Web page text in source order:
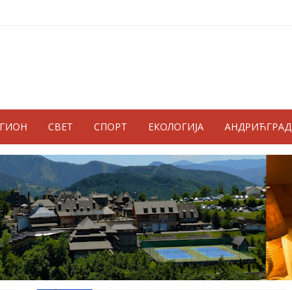
СВЕТ СПОРТ ЕКОЛОГИЈА АНДРИЋГРАД